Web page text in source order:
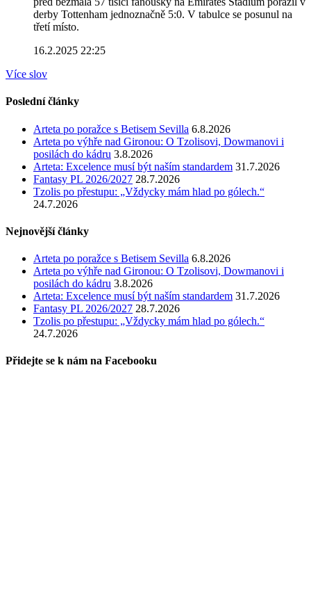
derby Tottenham jednoznačně 5:0. V tabulce se posunul na
třetí místo.
16.2.2025 22:25
Více slov
Poslední články
Arteta po poražce s Betisem Sevilla 6.8.2026
Arteta po výhře nad Gironou: O Tzolisovi, Dowmanovi i
posilách do kádru 3.8.2026
Arteta: Excelence musí být naším standardem 31.7.2026
Fantasy PL 2026/2027 28.7.2026
Tzolis po přestupu: „Vždycky mám hlad po gólech.“
24.7.2026
Nejnovější články
Arteta po poražce s Betisem Sevilla 6.8.2026
Arteta po výhře nad Gironou: O Tzolisovi, Dowmanovi i
posilách do kádru 3.8.2026
Arteta: Excelence musí být naším standardem 31.7.2026
Fantasy PL 2026/2027 28.7.2026
Tzolis po přestupu: „Vždycky mám hlad po gólech.“
24.7.2026
Přidejte se k nám na Facebooku